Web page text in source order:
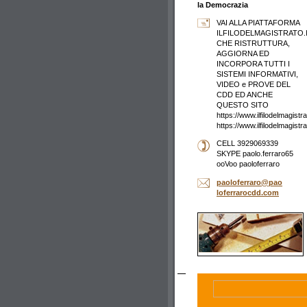
la Democrazia
VAI ALLA PIATTAFORMA
CHE RISTRUTTURA,
AGGIORNA ED
INCORPORA TUTTI I
SISTEMI INFORMATIVI,
VIDEO e PROVE DEL
CDD ED ANCHE
QUESTO SITO
https://
https://
CELL 3929069339
SKYPE paolo.ferraro65
ooVoo paoloferraro
paoloferraro@pao
loferrarocdd.com